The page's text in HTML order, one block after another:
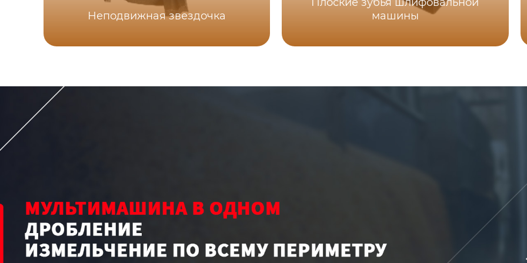
Неподвижная звездочка
Плоские зубья шлифовальной
машины